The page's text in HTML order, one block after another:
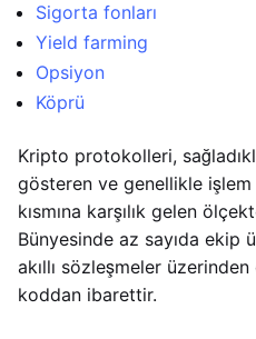
Sigorta fonları
Yield farming
Opsiyon
Köprü
Kripto protokolleri,
gösteren ve genellikle
kısmına karşılık gelen
Bünyesinde az sayıda ekip
akıllı sözleşmeler
koddan ibarettir.